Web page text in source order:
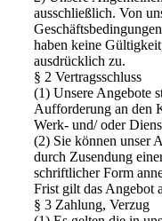
ausschließlich. Von
haben keine
ausdrücklich zu.
§ 2 Vertragsschluss
(1) Unsere Angebote
Aufforderung an den
Werk- und/ oder
(2) Sie können unser
durch Zusendung
schriftlicher Form
Frist gilt das Angebot
§ 3 Zahlung, Verzug